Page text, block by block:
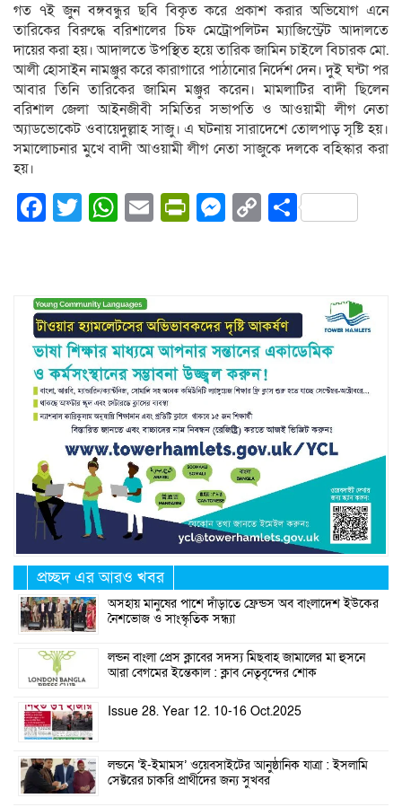
গত ৭ই জুন বঙ্গবন্ধুর ছবি বিকৃত করে প্রকাশ করার অভিযোগ এনে
তারিকের বিরুদ্ধে বরিশালের চিফ মেট্রোপলিটন ম্যাজিস্ট্রেট আদালতে
দায়ের করা হয়। আদালতে উপস্থিত হয়ে তারিক জামিন চাইলে বিচারক মো.
আলী হোসাইন নামঞ্জুর করে কারাগারে পাঠানোর নির্দেশ দেন। দুই ঘন্টা পর
আবার তিনি তারিকের জামিন মঞ্জুর করেন। মামলাটির বাদী ছিলেন
বরিশাল জেলা আইনজীবী সমিতির সভাপতি ও আওয়ামী লীগ নেতা
অ্যাডভোকেট ওবায়েদুল্লাহ সাজু। এ ঘটনায় সারাদেশে তোলপাড় সৃষ্টি হয়।
সমালোচনার মুখে বাদী আওয়ামী লীগ নেতা সাজুকে দলকে বহিস্কার করা
হয়।
Facebook
Twitter
WhatsApp
EmailPrintFriendly
Messenger
CopyShare
প্রচ্ছদ এর আরও খবর
অসহায় মানুষের পাশে দাঁড়াতে ফ্রেন্ডস অব বাংলাদেশ ইউকের
নৈশভোজ ও সাংস্কৃতিক সন্ধ্যা
লন্ডন বাংলা প্রেস ক্লাবের সদস্য মিছবাহ জামালের মা হুসনে
আরা বেগমের ইন্তেকাল : ক্লাব নেতৃবৃন্দের শোক
Issue 28. Year 12. 10-16 Oct.2025
লন্ডনে ‘ই-ইমামস’ ওয়েবসাইটের আনুষ্ঠানিক যাত্রা : ইসলামি
সেক্টরের চাকরি প্রার্থীদের জন্য সুখবর